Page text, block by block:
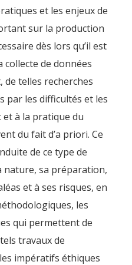
et les enjeux de
sur la production
dès lors qu’il est
collecte de données
de telles recherches
par les difficultés et les
et à la pratique du
du fait d’a priori. Ce
de ce type de
nature, sa préparation,
et à ses risques, en
les
qui permettent de
travaux de
impératifs éthiques